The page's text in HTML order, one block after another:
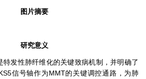
图片摘要
研究意义
特发性肺纤维化的关键致病机制，并明确了
信号轴作为MMT的关键调控通路，为肺